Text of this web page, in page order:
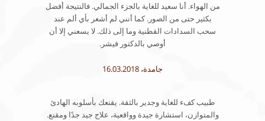
من الهواء. أنا سعيد للغاية بالجزء الجمالي. فالنتيجة أفضل
بكثير حتى من الصور. كما أنني لم أشعر بأي ألم عند
سحب السدادات القطنية وما إلى ذلك. لا يسعني إلا أن
أوصي بالدكتور فيشر.
جامدة، 16.03.2018
طبيب كفء للغاية وجدير بالثقة. يقنعك بأسلوبه الهادئ
والمتوازن، استشارة جيدة وواقعية، علاج جيد جدًا ومقنع.